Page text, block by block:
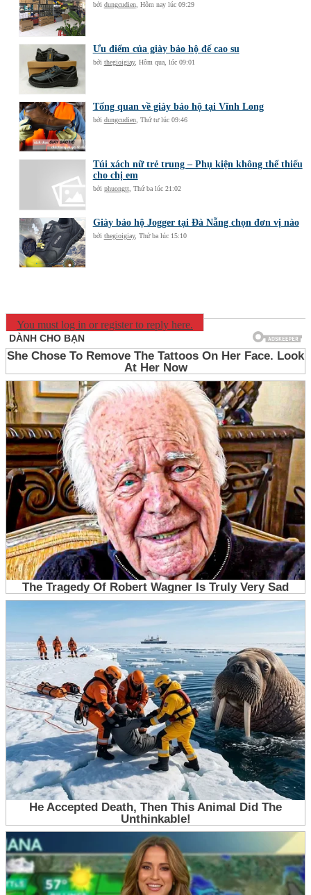
bởi dungcudien, Hôm nay lúc 09:29
Ưu điểm của giày bảo hộ đế cao su
bởi thegioigiay, Hôm qua, lúc 09:01
Tổng quan về giày bảo hộ tại Vĩnh Long
bởi dungcudien, Thứ tư lúc 09:46
Túi xách nữ trẻ trung – Phụ kiện không thể thiếu
cho chị em
bởi phuongtt, Thứ ba lúc 21:02
Giày bảo hộ Jogger tại Đà Nẵng chọn đơn vị nào
bởi thegioigiay, Thứ ba lúc 15:10
You must log in or register to reply here.